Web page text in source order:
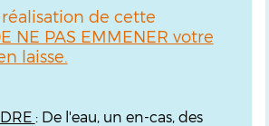
de cette
NE PAS EMMENER votre
laisse.
: De l'eau, un en-cas, des